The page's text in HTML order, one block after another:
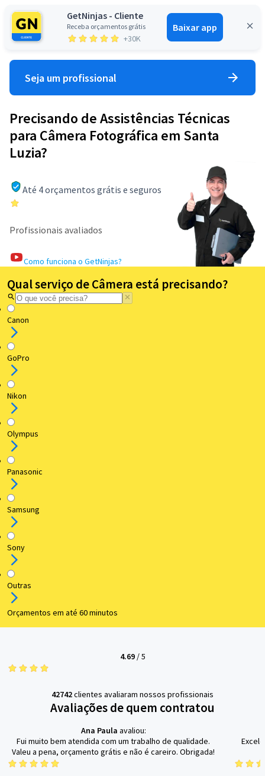
GetNinjas - Cliente
Receba orçamentos grátis
+30K
Baixar app
Entrar
Seja um profissional
Precisando de Assistências Técnicas
para Câmera Fotográfica em Santa
Luzia?
Até 4 orçamentos grátis e seguros
Profissionais avaliados
Como funciona o GetNinjas?
Qual serviço de Câmera está precisando?
Canon
GoPro
Nikon
Olympus
Panasonic
Samsung
Sony
Outras
Orçamentos em até 60 minutos
4.69/5
42742clientes avaliaram nossos profissionais
Avaliações de quem contratou
Ana Paula avaliou:
Fui muito bem atendida com um trabalho de qualidade.
Valeu a pena, orçamento grátis e não é careiro. Obrigada!